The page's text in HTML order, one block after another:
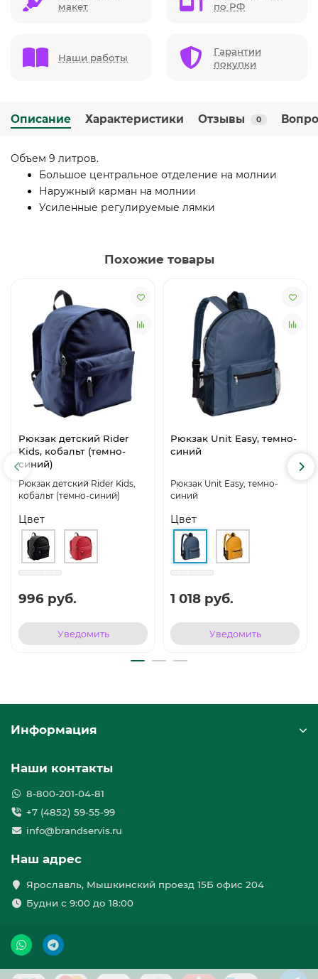
макет
по РФ
Наши работы
Гарантии
покупки
Описание Характеристики Отзывы 0
Объем 9 литров.
Большое центральное отделение на молнии
Наружный карман на молнии
Усиленные регулируемые лямки
Похожие товары
Рюкзак детский Rider
Kids, кобальт (темно-
синий)
Рюкзак детский Rider Kids,
кобальт (темно-синий)
Цвет
996 руб.
Уведомить
Рюкзак Unit Easy, темно-
синий
Рюкзак Unit Easy, темно-
синий
Цвет
1 018 руб.
Уведомить
Информация
Наши контакты
8-800-201-04-81
+7 (4852) 59-55-99
info@brandservis.ru
Наш адрес
Ярославль, Мышкинский проезд 15Б офис 204
Будни с 9:00 до 18:00